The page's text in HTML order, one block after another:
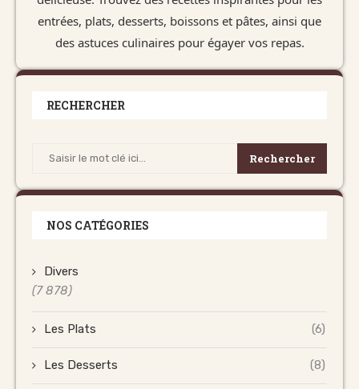
entrées, plats, desserts, boissons et pâtes, ainsi que
des astuces culinaires pour égayer vos repas.
RECHERCHER
Rechercher
NOS CATÉGORIES
Divers
(7 878)
Les Plats (6)
Les Desserts (8)